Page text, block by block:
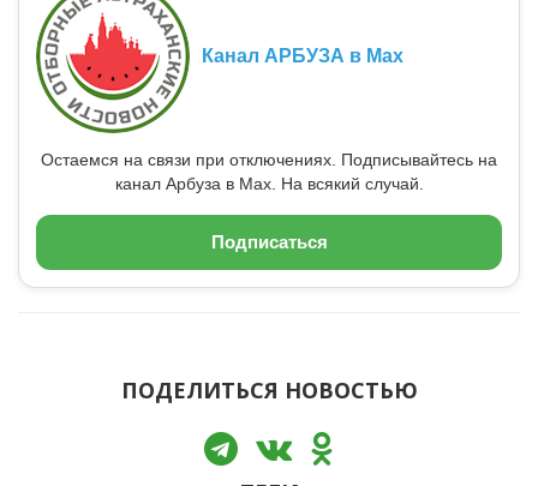
Канал АРБУЗА в Max
Остаемся на связи при отключениях. Подписывайтесь на
канал Арбуза в Max. На всякий случай.
Подписаться
ПОДЕЛИТЬСЯ НОВОСТЬЮ